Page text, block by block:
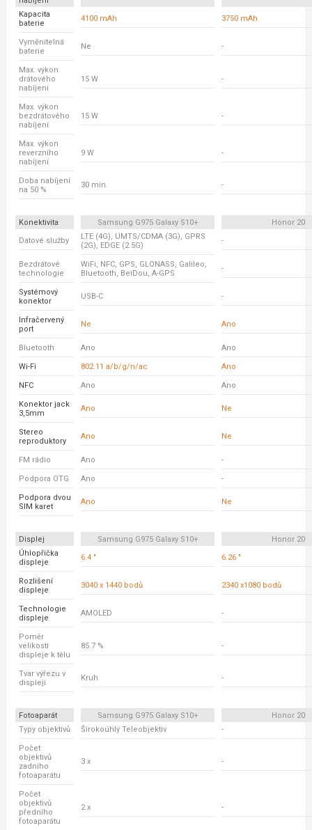
Kapacita
baterie
4100 mAh 3750 mAh
Vyměnitelná
baterie
Ne -
Max. výkon
drátového
nabíjení
15 W -
Max. výkon
bezdrátového
nabíjení
15 W -
Max. výkon
reverzního
nabíjení
9 W -
Doba nabíjení
na 50 %
30 min. -
Konektivita Samsung G975 Galaxy S10+
Honor 20
Datové služby
LTE (4G), UMTS/CDMA (3G), GPRS
(2G), EDGE (2.5G)
-
Bezdrátové
technologie
WiFi, NFC, GPS, GLONASS, Galileo,
Bluetooth, BeiDou, A-GPS
-
Systémový
konektor
USB-C -
Infračervený
port
Ne Ano
Bluetooth Ano Ano
Wi-Fi 802.11 a/b/g/n/ac Ano
NFC Ano Ano
Konektor jack
3,5mm
Ano Ne
Stereo
reproduktory
Ano Ne
FM rádio Ano -
Podpora OTG Ano -
Podpora dvou
SIM karet
Ano Ne
Displej Samsung G975 Galaxy S10+
Honor 20
Úhlopříčka
displeje
6.4 " 6.26 "
Rozlišení
displeje
3040 x 1440 bodů 2340 x1080 bodů
Technologie
displeje
AMOLED -
Poměr
velikosti
displeje k tělu
85.7 % -
Tvar výřezu v
displeji
Kruh -
Fotoaparát Samsung G975 Galaxy S10+
Honor 20
Typy objektivů
Širokoúhlý Teleobjektiv -
Počet
objektivů
zadního
fotoaparátu
3 x -
Počet
objektivů
předního
fotoaparátu
2 x -